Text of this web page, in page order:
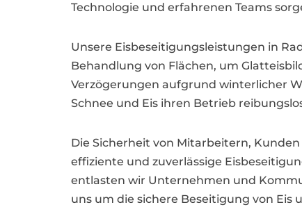
Technologie und erfahrenen Teams
Unsere Eisbeseitigungsleistungen in
Behandlung von Flächen, um
Verzögerungen aufgrund winterlicher
Schnee und Eis ihren Betrieb
Die Sicherheit von Mitarbeitern,
effiziente und zuverlässige
entlasten wir Unternehmen und
uns um die sichere Beseitigung von Eis